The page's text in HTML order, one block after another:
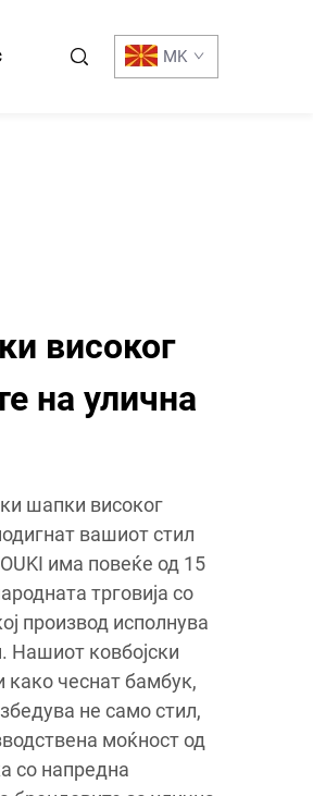
MK
високог
на улична
шапки високог
вашиот стил
има повеќе од 15
трговија со
производ исполнува
Нашиот ковбојски
чеснат бамбук,
не само стил,
моќност од
со напредна